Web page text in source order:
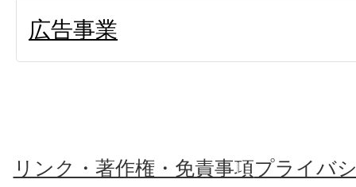
広告事業
リンク・著作権・免責事項プライバ